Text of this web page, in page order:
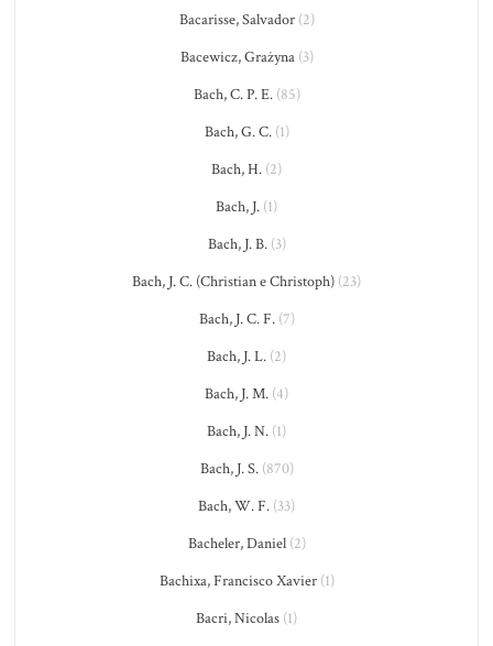
Bacarisse, Salvador(2)
Bacewicz, Grażyna(3)
Bach, C. P. E.(85)
Bach, G. C.(1)
Bach, H. (2)
Bach, J. (1)
Bach, J. B.(3)
Bach, J. C. (Christian e Christoph) (23)
Bach, J. C. F.(7)
Bach, J. L. (2)
Bach, J. M. (4)
Bach, J. N. (1)
Bach, J. S.(870)
Bach, W. F. (33)
Bacheler, Daniel(2)
Bachixa, Francisco Xavier(1)
Bacri, Nicolas (1)